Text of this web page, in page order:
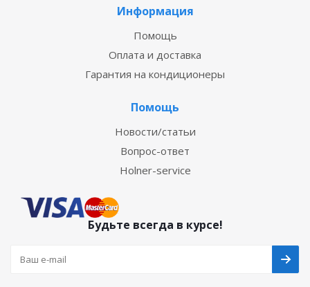
Информация
Помощь
Оплата и доставка
Гарантия на кондиционеры
Помощь
Новости/статьи
Вопрос-ответ
Holner-service
Будьте всегда в курсе!